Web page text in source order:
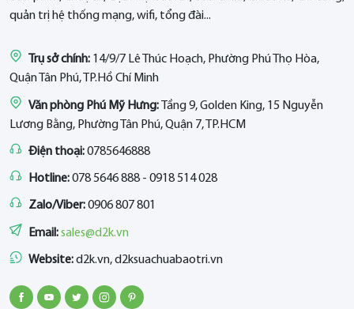
quản trị hệ thống mạng, wifi, tổng đài...
Trụ sở chính: 14/9/7 Lê Thúc Hoạch, Phường Phú Thọ Hòa,
Quận Tân Phú, TP.Hồ Chí Minh
Văn phòng Phú Mỹ Hưng:Tầng 9, Golden King, 15 Nguyễn
Lương Bằng, Phường Tân Phú, Quận 7, TP.HCM
Điện thoại:0785646888
Hotline:078 5646 888 - 0918 514 028
Zalo/Viber:0906 807 801
Email:sales@d2k.vn
Website:d2k.vn, d2ksuachuabaotri.vn